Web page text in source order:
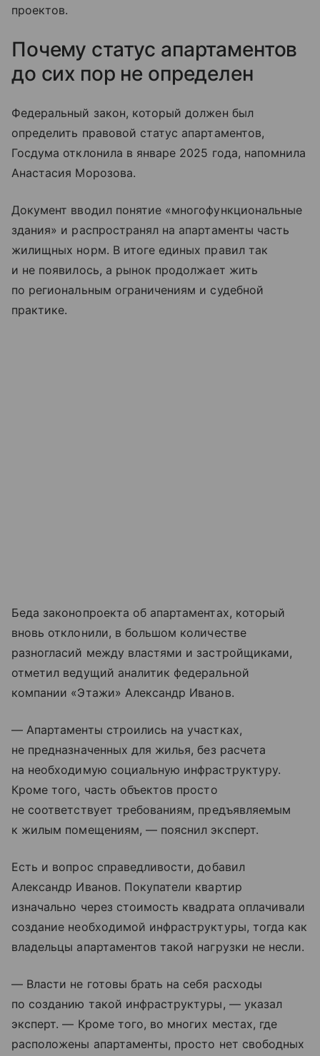
проектов.
Почему статус апартаментов
до сих пор не определен
Федеральный закон, который должен был
определить правовой статус апартаментов,
Госдума отклонила в январе 2025 года, напомнила
Анастасия Морозова.
Документ вводил понятие «многофункциональные
здания» и распространял на апартаменты часть
жилищных норм. В итоге единых правил так
и не появилось, а рынок продолжает жить
по региональным ограничениям и судебной
практике.
Беда законопроекта об апартаментах, который
вновь отклонили, в большом количестве
разногласий между властями и застройщиками,
отметил ведущий аналитик федеральной
компании «Этажи» Александр Иванов.
— Апартаменты строились на участках,
не предназначенных для жилья, без расчета
на необходимую социальную инфраструктуру.
Кроме того, часть объектов просто
не соответствует требованиям, предъявляемым
к жилым помещениям, — пояснил эксперт.
Есть и вопрос справедливости, добавил
Александр Иванов. Покупатели квартир
изначально через стоимость квадрата оплачивали
создание необходимой инфраструктуры, тогда как
владельцы апартаментов такой нагрузки не несли.
— Власти не готовы брать на себя расходы
по созданию такой инфраструктуры, — указал
эксперт. — Кроме того, во многих местах, где
расположены апартаменты, просто нет свободных